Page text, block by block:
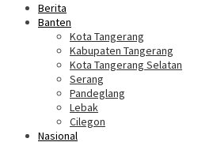
Berita
Banten
Kota Tangerang
Kabupaten Tangerang
Kota Tangerang Selatan
Serang
Pandeglang
Lebak
Cilegon
Nasional